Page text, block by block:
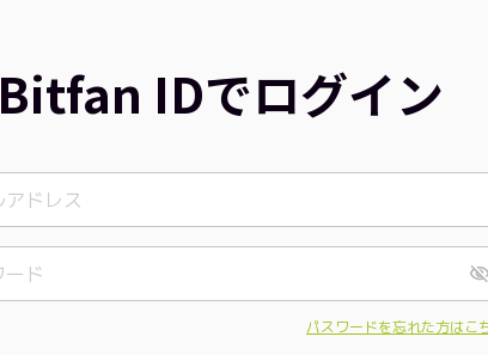
Bitfan IDでログイン
パスワードを忘れた方はこ